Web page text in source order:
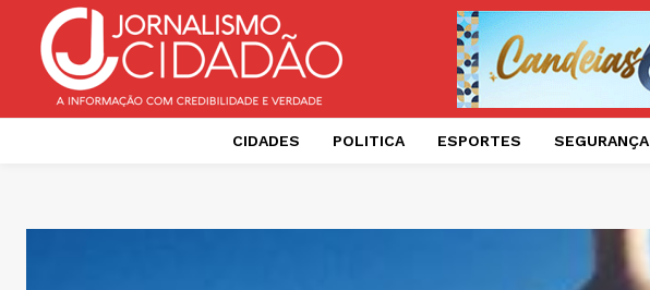
CIDADES POLITICA ESPORTES SEGURANÇA